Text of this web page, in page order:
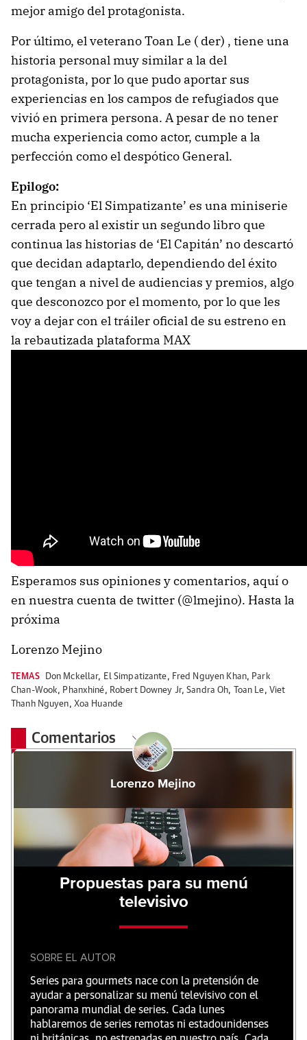
mejor amigo del protagonista.
Por último, el veterano Toan Le ( der) , tiene una
historia personal muy similar a la del
protagonista, por lo que pudo aportar sus
experiencias en los campos de refugiados que
vivió en primera persona. A pesar de no tener
mucha experiencia como actor, cumple a la
perfección como el despótico General.
Epilogo:
En principio ‘El Simpatizante’ es una miniserie
cerrada pero al existir un segundo libro que
continua las historias de ‘El Capitán’ no descartó
que decidan adaptarlo, dependiendo del éxito
que tengan a nivel de audiencias y premios, algo
que desconozco por el momento, por lo que les
voy a dejar con el tráiler oficial de su estreno en
la rebautizada plataforma MAX
Esperamos sus opiniones y comentarios, aquí o
en nuestra cuenta de twitter (@lmejino). Hasta la
próxima
Lorenzo Mejino
TEMAS Don Mckellar, El Simpatizante, Fred Nguyen Khan, Park
Chan-Wook, Phanxhiné, Robert Downey Jr,Sandra Oh, Toan Le, Viet
Thanh Nguyen, Xoa Huande
Comentarios
Lorenzo Mejino
Propuestas para su menú
televisivo
SOBRE EL AUTOR
Series para gourmets nace con la pretensión de
ayudar a personalizar su menú televisivo con el
panorama mundial de series. Cada lunes
hablaremos de series remotas ni estadounidenses